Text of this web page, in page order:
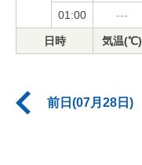
01:00 ---
日時 気温(℃)
前日(07月28日)